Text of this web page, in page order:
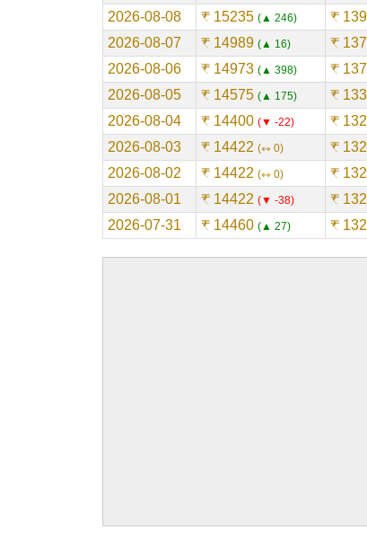
2026-08-08 ₹ 15235 ▲ 246 ₹
2026-08-07 ₹ 14989 ▲ 16 ₹
2026-08-06 ₹ 14973 ▲ 398 ₹
2026-08-05 ₹ 14575 ▲ 175 ₹
2026-08-04 ₹ 14400 ▼ -22 ₹
2026-08-03 ₹ 14422 ⇿ 0 ₹
2026-08-02 ₹ 14422 ⇿ 0 ₹
2026-08-01 ₹ 14422 ▼ -38 ₹
2026-07-31 ₹ 14460 ▲ 27 ₹